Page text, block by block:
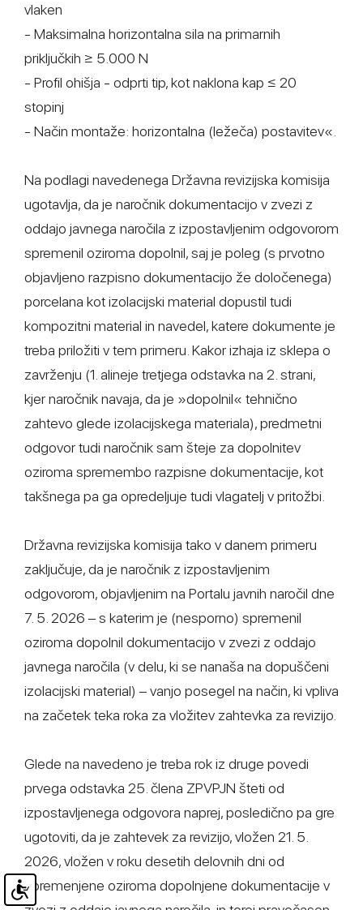
vlaken
- Maksimalna horizontalna sila na primarnih
priključkih ≥ 5.000 N
- Profil ohišja - odprti tip, kot naklona kap ≤ 20
stopinj
- Način montaže: horizontalna (ležeča) postavitev«.
Na podlagi navedenega Državna revizijska komisija
ugotavlja, da je naročnik dokumentacijo v zvezi z
oddajo javnega naročila z izpostavljenim odgovorom
spremenil oziroma dopolnil, saj je poleg (s prvotno
objavljeno razpisno dokumentacijo že določenega)
porcelana kot izolacijski material dopustil tudi
kompozitni material in navedel, katere dokumente je
treba priložiti v tem primeru. Kakor izhaja iz sklepa o
zavrženju (1. alineje tretjega odstavka na 2. strani,
kjer naročnik navaja, da je »dopolnil« tehnično
zahtevo glede izolacijskega materiala), predmetni
odgovor tudi naročnik sam šteje za dopolnitev
oziroma spremembo razpisne dokumentacije, kot
takšnega pa ga opredeljuje tudi vlagatelj v pritožbi.
Državna revizijska komisija tako v danem primeru
zaključuje, da je naročnik z izpostavljenim
odgovorom, objavljenim na Portalu javnih naročil dne
7. 5. 2026 – s katerim je (nesporno) spremenil
oziroma dopolnil dokumentacijo v zvezi z oddajo
javnega naročila (v delu, ki se nanaša na dopuščeni
izolacijski material) – vanjo posegel na način, ki vpliva
na začetek teka roka za vložitev zahtevka za revizijo.
Glede na navedeno je treba rok iz druge povedi
prvega odstavka 25. člena ZPVPJN šteti od
izpostavljenega odgovora naprej, posledično pa gre
ugotoviti, da je zahtevek za revizijo, vložen 21. 5.
2026, vložen v roku desetih delovnih dni od
spremenjene oziroma dopolnjene dokumentacije v